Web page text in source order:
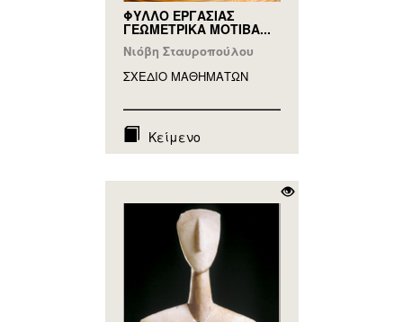
ΦΥΛΛΟ ΕΡΓΑΣΙΑΣ
ΓΕΩΜΕΤΡΙΚΑ ΜΟΤΙΒΑ...
Νιόβη Σταυροπούλου
ΣΧΕΔΙΟ ΜΑΘΗΜAΤΩΝ
Κείμενο